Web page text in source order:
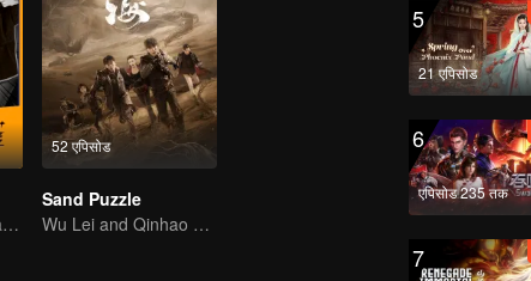
Two-sided Life of Fat Mansion Becoming Handsome
52 एपिसोड
Sand Puzzle
Wu Lei and Qinhao opens their adventure tour.
5
21 एपिसोड
6
एपिसोड 235 तक
7